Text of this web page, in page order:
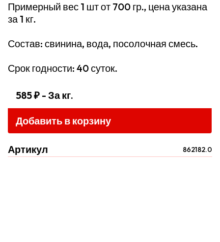
Примерный вес 1 шт от 700 гр., цена указана
за 1 кг.
Состав: свинина, вода, посолочная смесь.
Срок годности: 40 суток.
585 ₽ - За кг.
Добавить в корзину
Артикул 862182.0